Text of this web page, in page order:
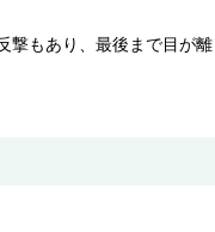
撃もあり、最後まで目が離